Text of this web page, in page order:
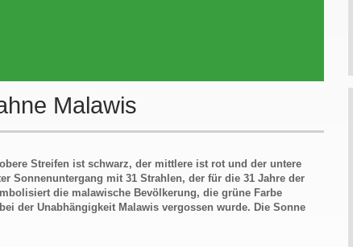
Malawis
Streifen ist schwarz, der mittlere ist rot und der untere
Sonnenuntergang mit 31 Strahlen, der für die 31 Jahre der
die malawische Bevölkerung, die grüne Farbe
der Unabhängigkeit Malawis vergossen wurde. Die Sonne